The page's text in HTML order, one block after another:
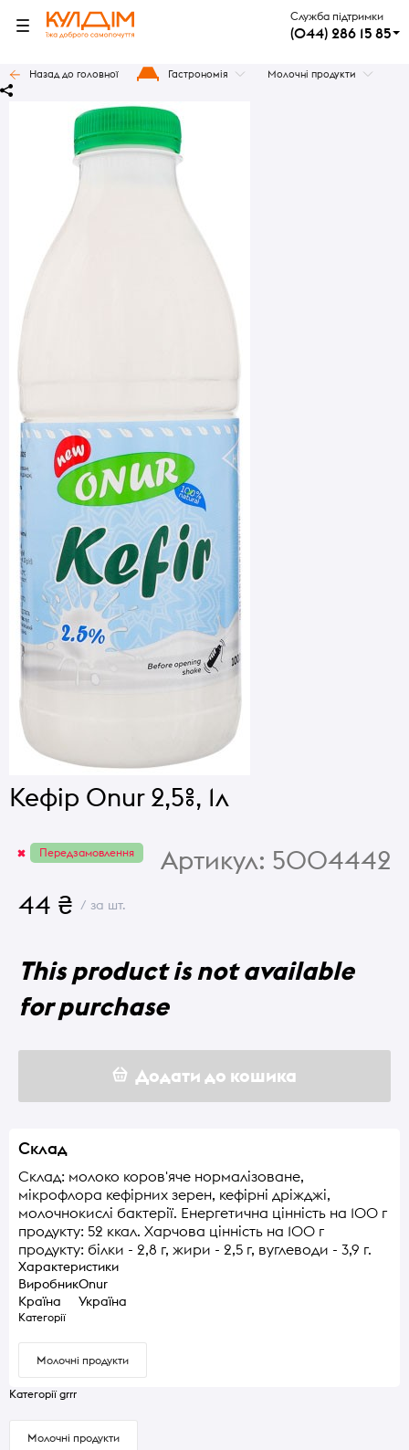
Служба підтримки
(044) 286 15 85
Назад до головної Гастрономія Молочні продукти
Кефір Onur 2,5%, 1л
Передзамовлення Артикул: 5004442
44 ₴ / за шт.
This product is not available
for purchase
Додати до кошика
Склад
Склад: молоко коров'яче нормалізоване,
мікрофлора кефірних зерен, кефірні дріжджі,
молочнокислі бактерії. Енергетична цінність на 100 г
продукту: 52 ккал. Харчова цінність на 100 г
продукту: білки - 2,8 г, жири - 2,5 г, вуглеводи - 3,9 г.
Характеристики
ВиробникOnur
Країна
Україна
Категорії
Молочні продукти
Категорії grrr
Молочні продукти